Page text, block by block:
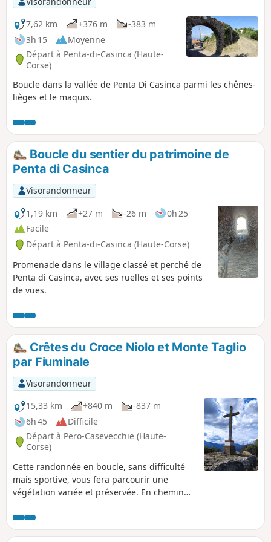
7,62 km
+376 m
-383 m
3h 15
Moyenne
Départ à Penta-di-Casinca (Haute-
Corse)
Boucle dans la vallée de Penta Di Casinca parmi les chênes-
lièges et le maquis.
Boucle du sentier du patrimoine de
Penta di Casinca
Visorandonneur
1,19 km
+27 m -26 m
0h 25
Facile
Départ à Penta-di-Casinca (Haute-Corse)
Promenade dans le village classé et perché de
Penta di Casinca, avec ses ruelles et ses points
de vues.
Crêtes du Croce Niolo et Monte Taglio
par Fiuminale
Visorandonneur
15,33 km
+840 m
-837 m
6h 45
Difficile
Départ à Pero-Casevecchie (Haute-
Corse)
Cette randonnée en boucle, sans difficulté
mais sportive, vous fera parcourir une
végétation variée et préservée. En chemin
Fiuminale et des forêts de châtaigniers
centenaires. Du sommet du Croce Niolo à